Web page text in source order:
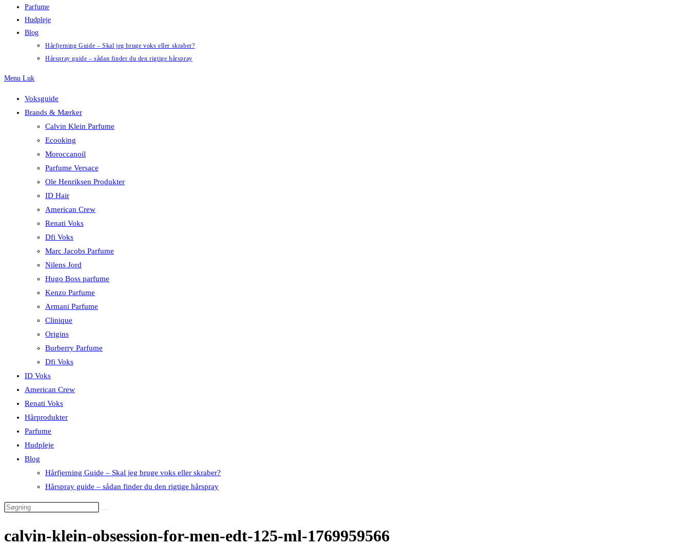
Parfume
Hudpleje
Blog
Hårfjerning Guide – Skal jeg bruge voks eller skraber?
Hårspray guide – sådan finder du den rigtige hårspray
Menu Luk
Voksguide
Brands & Mærker
Calvin Klein Parfume
Ecooking
Moroccanoil
Parfume Versace
Ole Henriksen Produkter
ID Hair
American Crew
Renati Voks
Dfi Voks
Marc Jacobs Parfume
Nilens Jord
Hugo Boss parfume
Kenzo Parfume
Armani Parfume
Clinique
Origins
Burberry Parfume
Dfi Voks
ID Voks
American Crew
Renati Voks
Hårprodukter
Parfume
Hudpleje
Blog
Hårfjerning Guide – Skal jeg bruge voks eller skraber?
Hårspray guide – sådan finder du den rigtige hårspray
calvin-klein-obsession-for-men-edt-125-ml-1769959566